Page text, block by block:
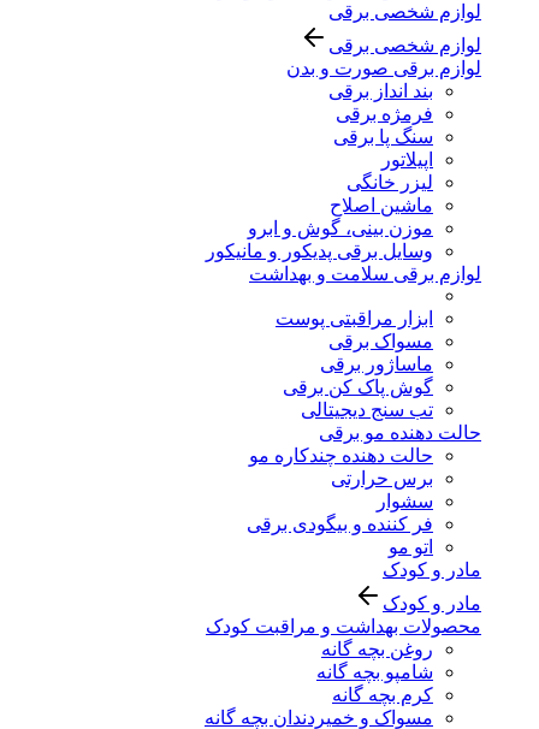
لوازم شخصی برقی
لوازم شخصی برقی
لوازم برقی صورت و بدن
بند انداز برقی
فرمژه برقی
سنگ پا برقی
اپیلاتور
لیزر خانگی
ماشین اصلاح
موزن بینی، گوش و ابرو
وسایل برقی پدیکور و مانیکور
لوازم برقی سلامت و بهداشت
ابزار مراقبتی پوست
مسواک برقی
ماساژور برقی
گوش پاک کن برقی
تب سنج دیجیتالی
حالت دهنده مو برقی
حالت دهنده چندکاره مو
برس حرارتی
سشوار
فر کننده و بیگودی برقی
اتو مو
مادر و کودک
مادر و کودک
محصولات بهداشت و مراقبت کودک
روغن بچه گانه
شامپو بچه گانه
کرم بچه گانه
مسواک و خمیردندان بچه گانه